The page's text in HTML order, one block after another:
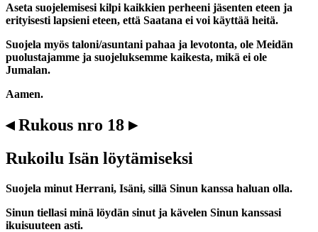
Aseta suojelemisesi kilpi kaikkien perheeni jäsenten eteen ja
erityisesti lapsieni eteen, että Saatana ei voi käyttää heitä.
Suojela myös taloni/asuntani pahaa ja levotonta, ole Meidän
puolustajamme ja suojeluksemme kaikesta, mikä ei ole
Jumalan.
Aamen.
◂ Rukous nro 18 ▸
Rukoilu Isän löytämiseksi
Suojela minut Herrani, Isäni, sillä Sinun kanssa haluan olla.
Sinun tiellasi minä löydän sinut ja kävelen Sinun kanssasi
ikuisuuteen asti.